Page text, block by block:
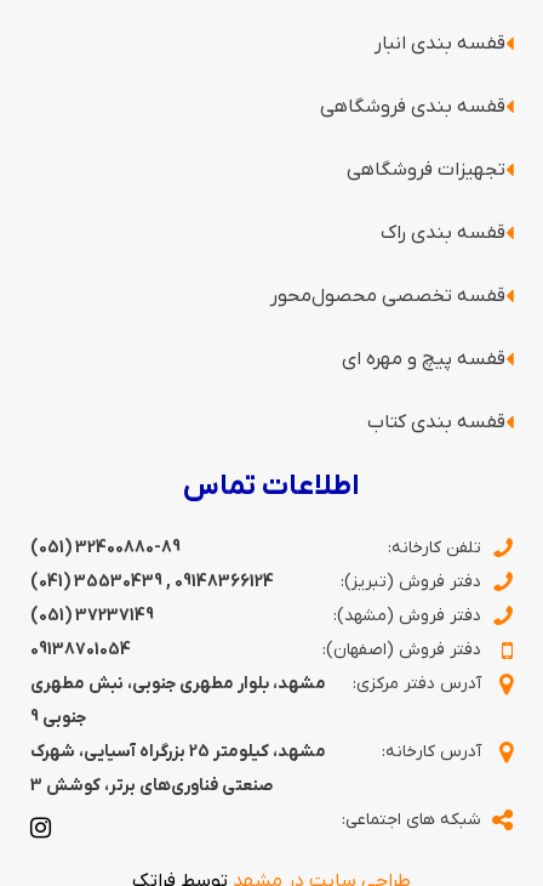
قفسه بندی انبار
قفسه بندی فروشگاهی
تجهیزات فروشگاهی
قفسه بندی راک
قفسه‌ تخصصی محصول‌محور
قفسه پیچ و مهره ای
قفسه‌ بندی کتاب
اطلاعات تماس
تلفن کارخانه:
(051) 32400880-89
دفتر فروش (تبریز):
09148366124
,
35530439 (041)
دفتر فروش (مشهد):
37237149 (051)
دفتر فروش (اصفهان):
09138701054
آدرس دفتر مرکزی:
مشهد، بلوار مطهری جنوبی، نبش مطهری
جنوبی 9
آدرس کارخانه:
مشهد، کیلومتر 25 بزرگراه آسیایی، شهرک
صنعتی فناوری‌های برتر، کوشش 3
شبکه های اجتماعی:
طراحی سایت در مشهد توسط فراتک